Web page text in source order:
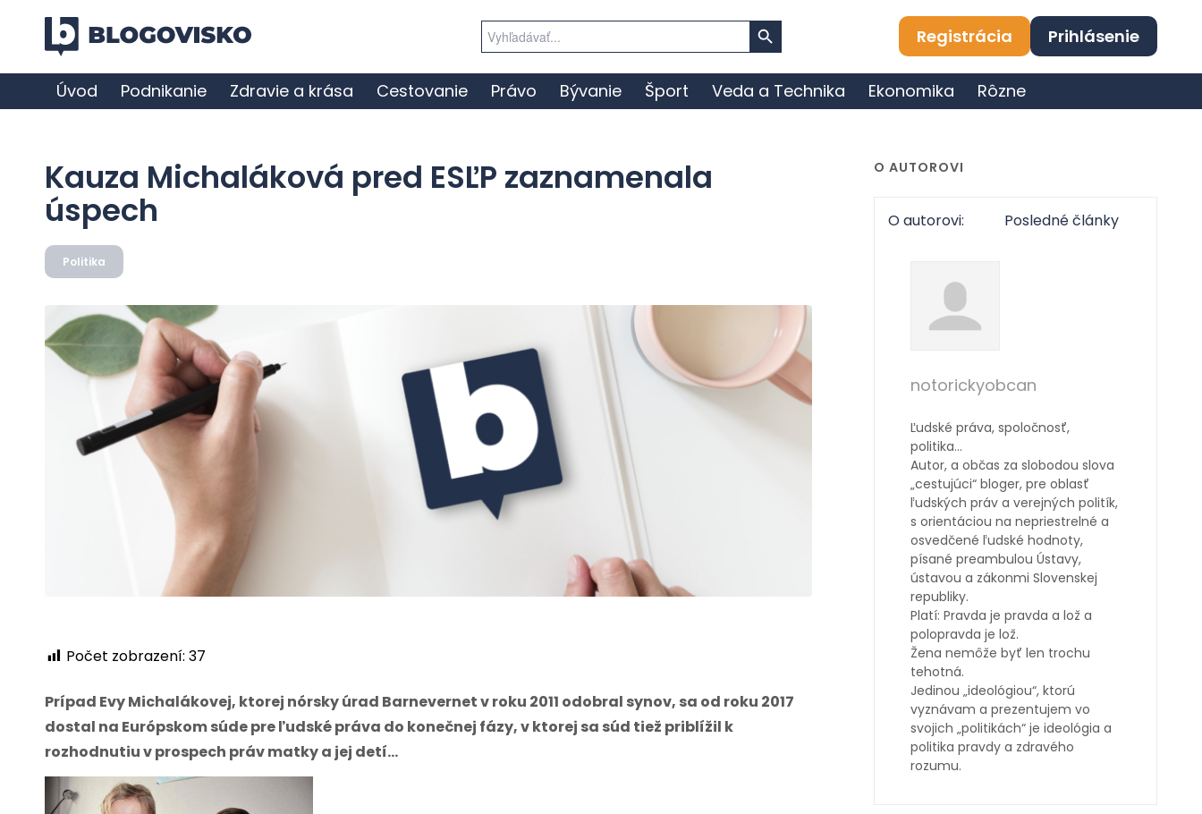
for:
Search Button
Registrácia Prihlásenie
Úvod Podnikanie Zdravie a krása Cestovanie Právo Bývanie Šport Veda a Technika Ekonomika Rôzne
Kauza Michaláková pred ESĽP zaznamenala
úspech
Politika
Počet zobrazení: 37
Prípad Evy Michalákovej, ktorej nórsky úrad Barnevernet v roku 2011 odobral synov, sa od roku 2017
dostal na Európskom súde pre ľudské práva do konečnej fázy, v ktorej sa súd tiež priblížil k
rozhodnutiu v prospech práv matky a jej detí…
O AUTOROVI
O autorovi: Posledné články
notorickyobcan
Ľudské práva, spoločnosť,
politika…
Autor, a občas za slobodou slova
„cestujúci“ bloger, pre oblasť
ľudských práv a verejných politík,
s orientáciou na nepriestrelné a
osvedčené ľudské hodnoty,
písané preambulou Ústavy,
ústavou a zákonmi Slovenskej
republiky.
Platí: Pravda je pravda a lož a
polopravda je lož.
Žena nemôže byť len trochu
tehotná.
Jedinou „ideológiou“, ktorú
vyznávam a prezentujem vo
svojich „politikách“ je ideológia a
politika pravdy a zdravého
rozumu.